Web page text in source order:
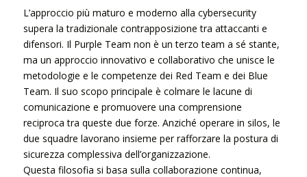
L’approccio più maturo e moderno alla cybersecurity
supera la tradizionale contrapposizione tra attaccanti e
difensori. Il Purple Team non è un terzo team a sé stante,
ma un approccio innovativo e collaborativo che unisce le
metodologie e le competenze dei Red Team e dei Blue
Team. Il suo scopo principale è colmare le lacune di
comunicazione e promuovere una comprensione
reciproca tra queste due forze. Anziché operare in silos, le
due squadre lavorano insieme per rafforzare la postura di
sicurezza complessiva dell’organizzazione.
Questa filosofia si basa sulla collaborazione continua,